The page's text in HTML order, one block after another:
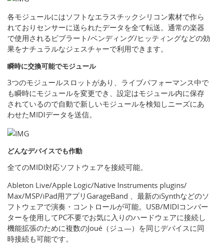
各モジュールにはソフトなエラスチックシリコン素材で作ら
れておりセンサーに送られたデータを全て転送。通常の楽器
で使用されるビブラート/ベンディング/ヒッティングなどの効
果をナチュラルなジェスチャーで利用できます。
瞬時に交換可能でモジュール
3つのモジュールスロットがあり、ライブパフォーマンス中で
も瞬時にモジュールを変更でき、設定はモジュール内に保存
されているので自動で新しいモジュールを検知しニーズにあ
わせたMIDIデータを送信。
どんなデバイスでも作動
全てのMIDI対応ソフトウェアを接続可能。
Ableton Live/Apple Logic/Native Instruments plugins/
Max/MSP/iPad用アプリGarageBand 、最新のiSynthなどのソ
フトウェアで演奏・コントロールが可能。USB/MIDIコンバー
ターを使用してPC不要でお気に入りのハードウェアに接続し
機能拡張のために複数のJoué（ジュ―）を同じデバイスに同
時接続も可能です。